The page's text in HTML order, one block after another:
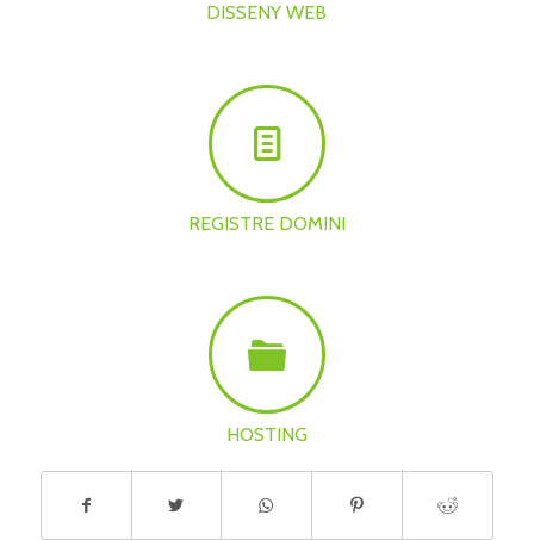
DISSENY WEB
REGISTRE DOMINI
HOSTING